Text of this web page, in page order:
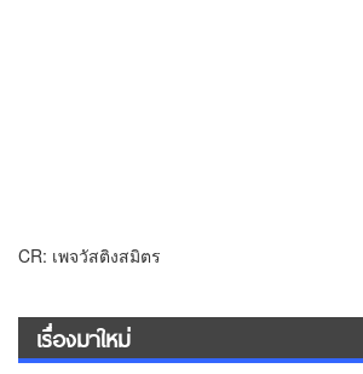
CR: เพจวัสติงสมิตร
เรื่องมาใหม่